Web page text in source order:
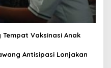
Tempat Vaksinasi Anak
Antisipasi Lonjakan